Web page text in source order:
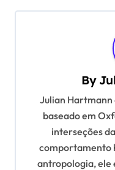
By
Julian Hartmann
baseado em
interseções
comportamento
antropologia, ele